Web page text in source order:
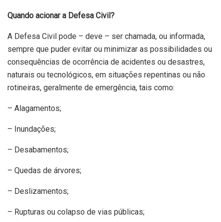
Quando acionar a Defesa Civil?
A Defesa Civil pode – deve – ser chamada, ou informada,
sempre que puder evitar ou minimizar as possibilidades ou
consequências de ocorrência de acidentes ou desastres,
naturais ou tecnológicos, em situações repentinas ou não
rotineiras, geralmente de emergência, tais como:
– Alagamentos;
– Inundações;
– Desabamentos;
– Quedas de árvores;
– Deslizamentos;
– Rupturas ou colapso de vias públicas;